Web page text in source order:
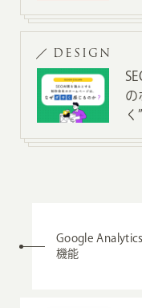
DESIGN
の
Google
機能